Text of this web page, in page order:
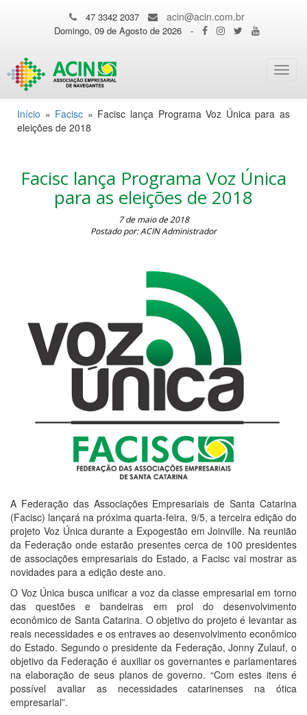
47 3342 2037 acin@acin.com.br
Domingo, 09 de Agosto de 2026 -
Início » Facisc » Facisc lança Programa Voz Única para as
eleições de 2018
Facisc lança Programa Voz Única
para as eleições de 2018
7 de maio de 2018
Postado por: ACIN Administrador
A Federação das Associações Empresariais de Santa Catarina
(Facisc) lançará na próxima quarta-feira, 9/5, a terceira edição do
projeto Voz Única durante a Expogestão em Joinville. Na reunião
da Federação onde estarão presentes cerca de 100 presidentes
de associações empresariais do Estado, a Facisc vai mostrar as
novidades para a edição deste ano.
O Voz Única busca unificar a voz da classe empresarial em torno
das questões e bandeiras em prol do desenvolvimento
econômico de Santa Catarina. O objetivo do projeto é levantar as
reais necessidades e os entraves ao desenvolvimento econômico
do Estado. Segundo o presidente da Federação, Jonny Zulauf, o
objetivo da Federação é auxiliar os governantes e parlamentares
na elaboração de seus planos de governo. “Com estes itens é
possível avaliar as necessidades catarinenses na ótica
empresarial”.